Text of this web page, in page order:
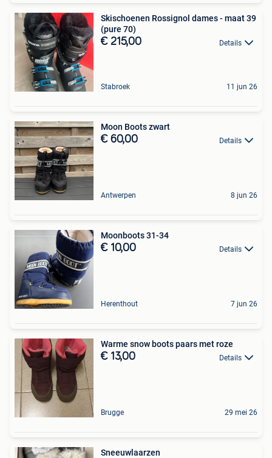
Skischoenen Rossignol dames - maat 39
(pure 70)
€ 215,00 Details
Stabroek 11 jun 26
Moon Boots zwart
€ 60,00 Details
Antwerpen 8 jun 26
Moonboots 31-34
€ 10,00 Details
Herenthout 7 jun 26
Warme snow boots paars met roze
€ 13,00 Details
Brugge 29 mei 26
Sneeuwlaarzen